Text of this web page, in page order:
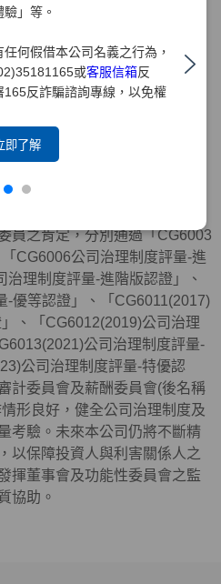
」等。
何假借本公司名義之行為，
或客服信箱反
165反詐騙諮詢專線，以免權
即了解
司為之配合主管機關推動「公
年3月29日股東臨時會之決議
任政治大學司徒達賢教授及前
擔任獨立董事，中華公司治理
擔任獨立監察人，並成立審計
理之運作，此一作為除已率金
大金控推展公司治理實務奠定
司與元大金控及元大銀行等，
會所舉辦公司治理制度評量，
員之肯定，分別通過「CG6003
CG6006公司治理制度評量-進
理制度評量-進階版認證」、
-優等認證」、「CG6011(2017)
、「CG6012(2019)公司治理
公司治理制度評量-
公司治理制度評量-特優認
計委員會及薪酬委員會(後名稱
形良好，健全公司治理制度及
考驗。未來本公司仍將不斷精
以保障投資人與利害關係人之
揮董事會及功能性委員會之監
協助。